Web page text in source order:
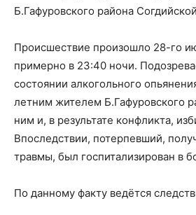
Б.Гафуровского района
Происшествие произошло 28-го
примерно в 23:40 ночи.
состоянии алкогольного
летним жителем Б.Гафуровского
ним и, в результате конфликта,
Впоследствии, потерпевший,
травмы, был госпитализирован в
По данному факту ведётся